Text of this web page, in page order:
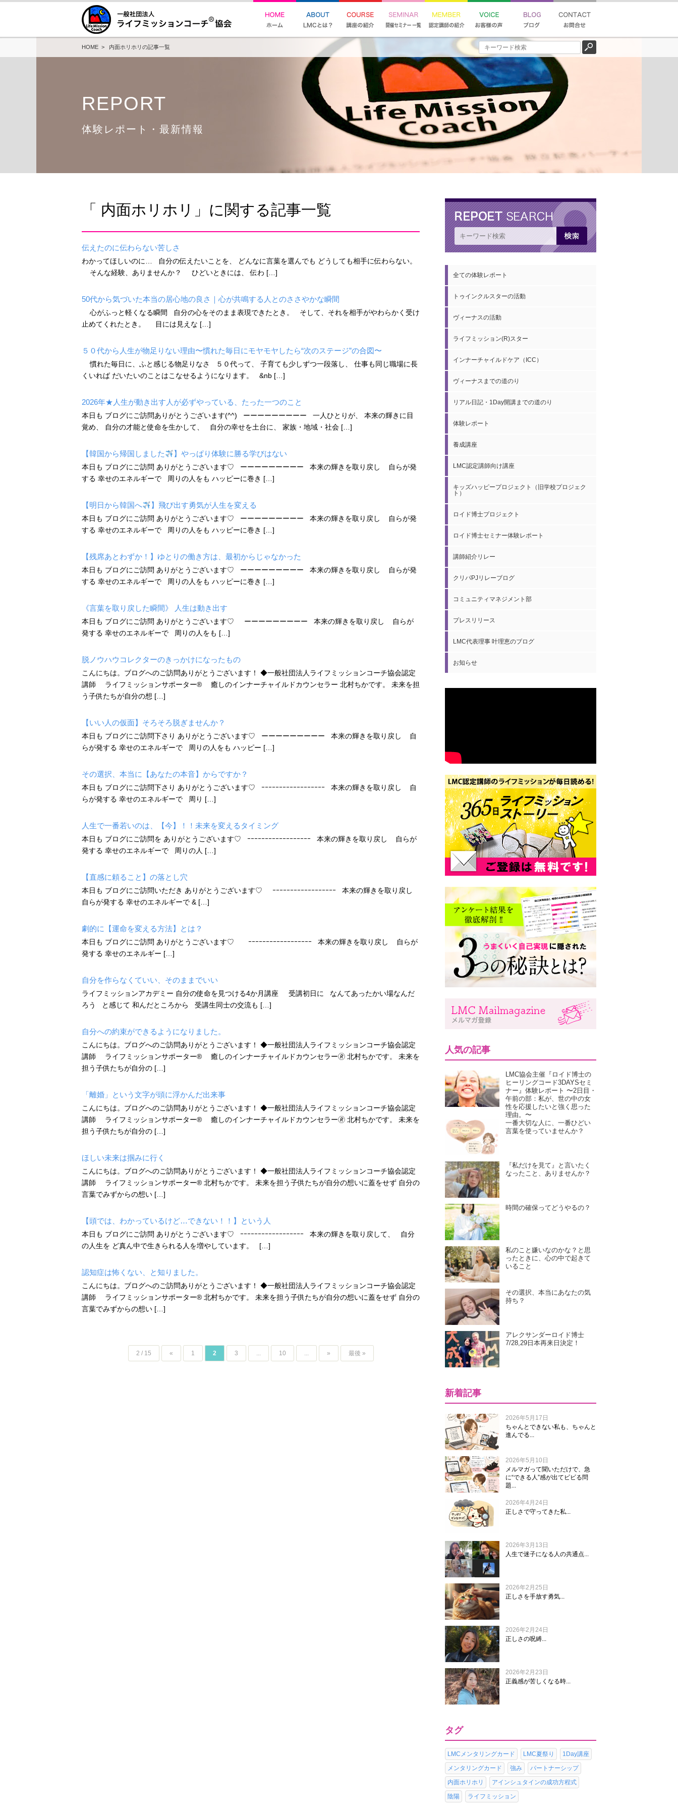
HOME > 内面ホリホリの記事一覧
REPORT
体験レポート・最新情報
「 内面ホリホリ」に関する記事一覧
伝えたのに伝わらない苦しさ
わかってほしいのに… 自分の伝えたいことを、 どんなに言葉を選んでも どうしても相手に伝わらない。
そんな経験、ありませんか？ ひどいときには、 伝わ […]
50代から気づいた本当の居心地の良さ｜心が共鳴する人とのささやかな瞬間
心がふっと軽くなる瞬間 自分の心をそのまま表現できたとき。 そして、それを相手がやわらかく受け
止めてくれたとき。 目には見えな […]
５０代から人生が物足りない理由〜慣れた毎日にモヤモヤしたら“次のステージ”の合図〜
慣れた毎日に、ふと感じる物足りなさ ５０代って、 子育ても少しずつ一段落し、 仕事も同じ職場に長
くいれば だいたいのことはこなせるようになります。 &nb […]
2026年★人生が動き出す人が必ずやっている、たった一つのこと
本日も ブログにご訪問ありがとうございます(^^) ーーーーーーーーー 一人ひとりが、 本来の輝きに目
覚め、 自分の才能と使命を生かして、 自分の幸せを土台に、 家族・地域・社会 […]
【韓国から帰国しました 】やっぱり体験に勝る学びはない
本日も ブログにご訪問 ありがとうございます♡ ーーーーーーーーー 本来の輝きを取り戻し 自らが発
する 幸せのエネルギーで 周りの人をも ハッピーに巻き […]
【明日から韓国へ 】飛び出す勇気が人生を変える
本日も ブログにご訪問 ありがとうございます♡ ーーーーーーーーー 本来の輝きを取り戻し 自らが発
する 幸せのエネルギーで 周りの人をも ハッピーに巻き […]
【残席あとわずか！】ゆとりの働き方は、最初からじゃなかった
本日も ブログにご訪問 ありがとうございます♡ ーーーーーーーーー 本来の輝きを取り戻し 自らが発
する 幸せのエネルギーで 周りの人をも ハッピーに巻き […]
《言葉を取り戻した瞬間》 人生は動き出す
本日も ブログにご訪問 ありがとうございます♡ ーーーーーーーーー 本来の輝きを取り戻し 自らが
発する 幸せのエネルギーで 周りの人をも […]
脱ノウハウコレクターのきっかけになったもの
こんにちは。ブログへのご訪問ありがとうございます！ ◆一般社団法人ライフミッションコーチ協会認定
講師 ライフミッションサポーター®️ 癒しのインナーチャイルドカウンセラー 北村ちかです。 未来を担
う子供たちが自分の想 […]
【いい人の仮面】そろそろ脱ぎませんか？
本日も ブログにご訪問下さり ありがとうございます♡ ーーーーーーーーー 本来の輝きを取り戻し 自
らが発する 幸せのエネルギーで 周りの人をも ハッピー […]
その選択、本当に【あなたの本音】からですか？
本日も ブログにご訪問下さり ありがとうございます♡ ｰｰｰｰｰｰｰｰｰｰｰｰｰｰｰｰｰｰ 本来の輝きを取り戻し 自
らが発する 幸せのエネルギーで 周り […]
人生で一番若いのは、【今】！！未来を変えるタイミング
本日も ブログにご訪問を ありがとうございます♡ ｰｰｰｰｰｰｰｰｰｰｰｰｰｰｰｰｰｰ 本来の輝きを取り戻し 自らが
発する 幸せのエネルギーで 周りの人 […]
【直感に頼ること】の落とし穴
本日も ブログにご訪問いただき ありがとうございます♡ ｰｰｰｰｰｰｰｰｰｰｰｰｰｰｰｰｰｰ 本来の輝きを取り戻し
自らが発する 幸せのエネルギーで & […]
劇的に【運命を変える方法】とは？
本日も ブログにご訪問 ありがとうございます♡ ｰｰｰｰｰｰｰｰｰｰｰｰｰｰｰｰｰｰ 本来の輝きを取り戻し 自らが
発する 幸せのエネルギー […]
自分を作らなくていい、そのままでいい
ライフミッションアカデミー 自分の使命を見つける4か月講座 受講初日に なんてあったかい場なんだ
ろう と感じて 和んだところから 受講生同士の交流も […]
自分への約束ができるようになりました。
こんにちは。ブログへのご訪問ありがとうございます！ ◆一般社団法人ライフミッションコーチ協会認定
講師 ライフミッションサポーター®️ 癒しのインナーチャイルドカウンセラー🄬 北村ちかです。 未来を
担う子供たちが自分の […]
「離婚」という文字が頭に浮かんだ出来事
こんにちは。ブログへのご訪問ありがとうございます！ ◆一般社団法人ライフミッションコーチ協会認定
講師 ライフミッションサポーター®️ 癒しのインナーチャイルドカウンセラー🄬 北村ちかです。 未来を
担う子供たちが自分の […]
ほしい未来は掴みに行く
こんにちは。ブログへのご訪問ありがとうございます！ ◆一般社団法人ライフミッションコーチ協会認定
講師 ライフミッションサポーター®️ 北村ちかです。 未来を担う子供たちが自分の想いに蓋をせず 自分の
言葉でみずからの想い […]
【頭では、わかっているけど…できない！！】という人
本日も ブログにご訪問 ありがとうございます♡ ｰｰｰｰｰｰｰｰｰｰｰｰｰｰｰｰｰｰ 本来の輝きを取り戻して、 自分
の人生を ど真ん中で生きられる人を増やしています。 […]
認知症は怖くない、と知りました。
こんにちは。ブログへのご訪問ありがとうございます！ ◆一般社団法人ライフミッションコーチ協会認定
講師 ライフミッションサポーター®️ 北村ちかです。 未来を担う子供たちが自分の想いに蓋をせず 自分の
言葉でみずからの想い […]
2 / 15 « 1 2 3 ... 10 ... » 最後 »
全ての体験レポート
トゥインクルスターの活動
ヴィーナスの活動
ライフミッション(R)スター
インナーチャイルドケア（ICC）
ヴィーナスまでの道のり
リアル日記・1Day開講までの道のり
体験レポート
養成講座
LMC認定講師向け講座
キッズハッピープロジェクト（旧学校プロジェク
ト）
ロイド博士プロジェクト
ロイド博士セミナー体験レポート
講師紹介リレー
クリパPJリレーブログ
コミュニティマネジメント部
プレスリリース
LMC代表理事 叶理恵のブログ
お知らせ
人気の記事
LMC協会主催『ロイド博士の
ヒーリングコード3DAYSセミ
ナー』体験レポート 〜2日目・
午前の部：私が、世の中の女
性を応援したいと強く思った
理由。〜
一番大切な人に、一番ひどい
言葉を使っていませんか？
『私だけを見て』と言いたく
なったこと、ありませんか？
時間の確保ってどうやるの？
私のこと嫌いなのかな？と思
ったときに、心の中で起きて
いること
その選択、本当にあなたの気
持ち？
アレクサンダーロイド博士
7/28,29日本再来日決定！
新着記事
2026年5月17日
ちゃんとできない私も、ちゃんと
進んでる...
2026年5月10日
メルマガって聞いただけで、急
に“できる人”感が出てビビる問
題...
2026年4月24日
正しさで守ってきた私...
2026年3月13日
人生で迷子になる人の共通点...
2026年2月25日
正しさを手放す勇気...
2026年2月24日
正しさの呪縛...
2026年2月23日
正義感が苦しくなる時...
タグ
LMCメンタリングカード LMC夏祭り
1Day講座
メンタリングカード
強み
パートナーシップ
内面ホリホリ
アインシュタインの成功方程式
陰陽
ライフミッション